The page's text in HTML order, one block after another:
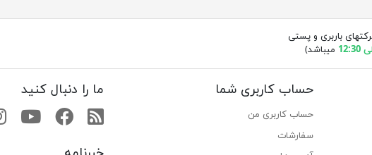
باربری و پستی
میباشد)
حساب کاربری شما
حساب کاربری من
سفارشات
ما را دنبال کنید
RSS فیسبوک